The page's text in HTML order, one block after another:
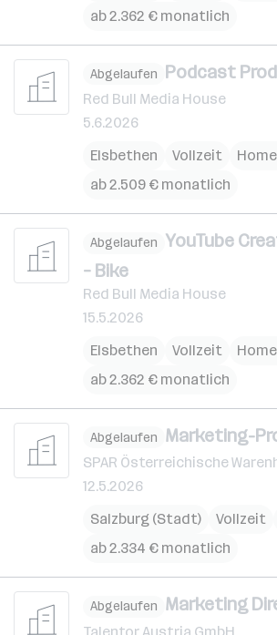
ab 2.362 € monatlich
Abgelaufen Podcast
Red Bull Media House
5.6.2026
Elsbethen
Vollzeit
ab 2.509 € monatlich
Abgelaufen YouTube
– Bike
Red Bull Media House
15.5.2026
Elsbethen
Vollzeit
ab 2.362 € monatlich
Abgelaufen Marketing-
SPAR Österreichische
12.5.2026
Salzburg (Stadt)
Vollzeit
ab 2.334 € monatlich
Abgelaufen Marketing
Talentor Austria GmbH